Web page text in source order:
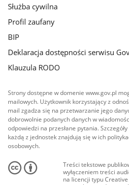
Służba cywilna
Profil zaufany
BIP
Deklaracja dostępności serwisu
Klauzula RODO
Strony dostępne w domenie www.gov.pl
mailowych. Użytkownik korzystający z
mail zgadza się na przetwarzanie jego
dobrowolnie podanych danych w
odpowiedzi na przesłane pytania.
każdą z jednostek znajdują się w ich
osobowych.
Treści tekstowe
wyłączeniem treści
na licencji typu